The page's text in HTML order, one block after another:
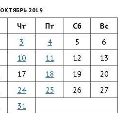
ОКТЯБРЬ 2019
Чт Пт Сб Вс
3 4 5
6
10 11 12
13
17 18 19
20
24 25 26
27
31